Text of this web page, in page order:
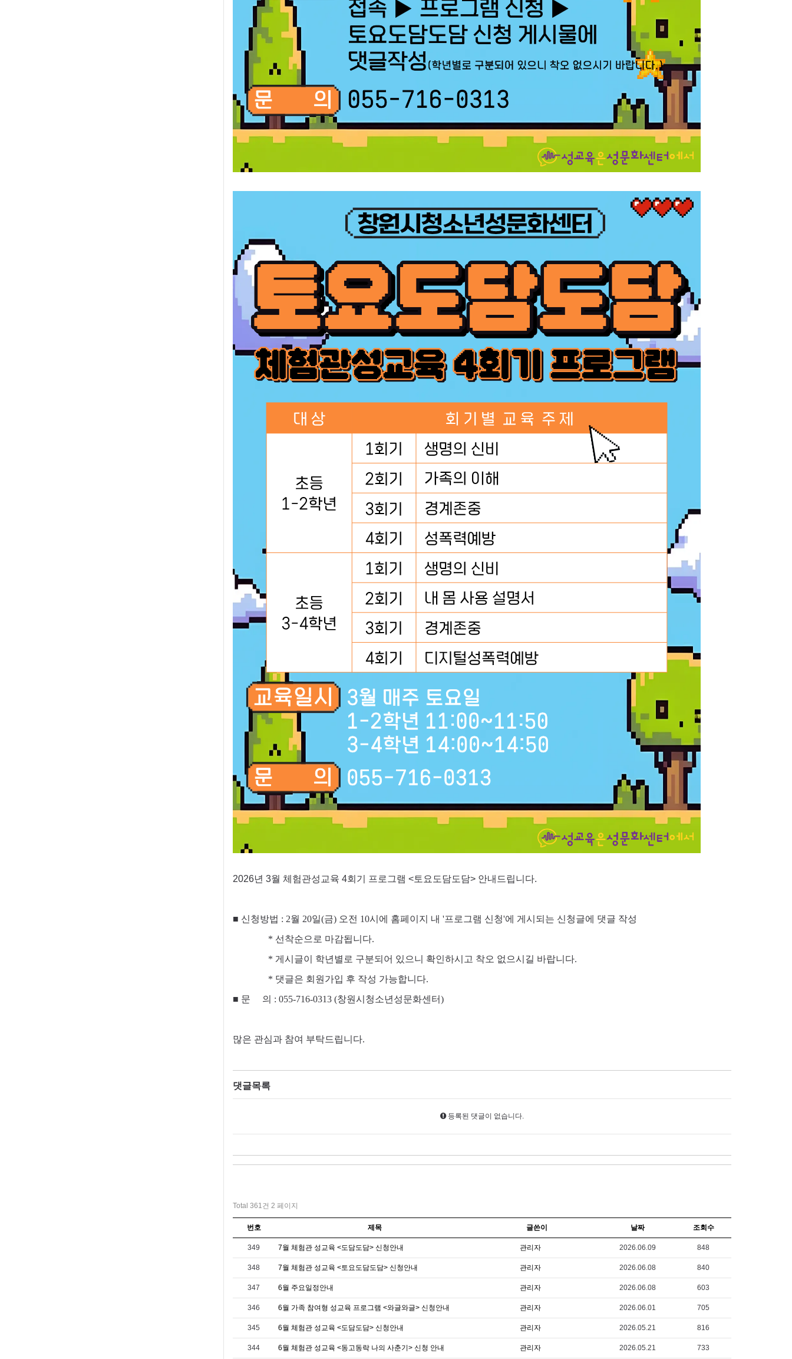
2026년 3월 체험관성교육 4회기 프로그램 <토요도담도담> 안내드립니다.
■ 신청방법 : 2월 20일(금) 오전 10시에 홈페이지 내 '프로그램 신청'에 게시되는 신청글에 댓글 작성
* 선착순으로 마감됩니다.
* 게시글이 학년별로 구분되어 있으니 확인하시고 착오 없으시길 바랍니다.
* 댓글은 회원가입 후 작성 가능합니다.
■ 문 의 : 055-716-0313 (창원시청소년성문화센터)
많은 관심과 참여 부탁드립니다.
댓글목록
등록된 댓글이 없습니다.
Total 361건 2 페이지
번호 제목 글쓴이 날짜 조회수
349 7월 체험관 성교육 <도담도담> 신청안내 관리자 2026.06.09 848
348 7월 체험관 성교육 <토요도담도담> 신청안내 관리자 2026.06.08 840
347 6월 주요일정안내 관리자 2026.06.08 603
346 6월 가족 참여형 성교육 프로그램 <와글와글> 신청안내 관리자 2026.06.01 705
345 6월 체험관 성교육 <도담도담> 신청안내 관리자 2026.05.21 816
344 6월 체험관 성교육 <동고동락 나의 사춘기> 신청 안내 관리자 2026.05.21 733